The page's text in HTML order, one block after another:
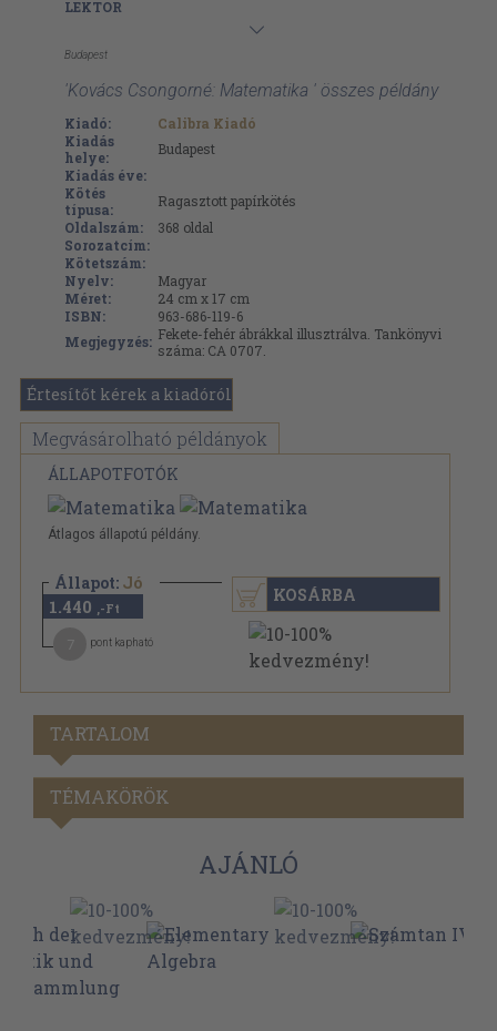
LEKTOR
Budapest
'Kovács Csongorné: Matematika ' összes példány
Kiadó:
Calibra Kiadó
Kiadás
helye:
Budapest
Kiadás éve:
Kötés
típusa:
Ragasztott papírkötés
Oldalszám:
368 oldal
Sorozatcím:
Kötetszám:
Nyelv:
Magyar
Méret:
24 cm x 17 cm
ISBN:
963-686-119-6
Megjegyzés: Fekete-fehér ábrákkal illusztrálva. Tankönyvi
száma: CA 0707.
Értesítőt kérek a kiadóról
Megvásárolható példányok
ÁLLAPOTFOTÓK
Átlagos állapotú példány.
Állapot: Jó
1.440 ,-Ft
pont kapható
KOSÁRBA
TARTALOM
TÉMAKÖRÖK
AJÁNLÓ